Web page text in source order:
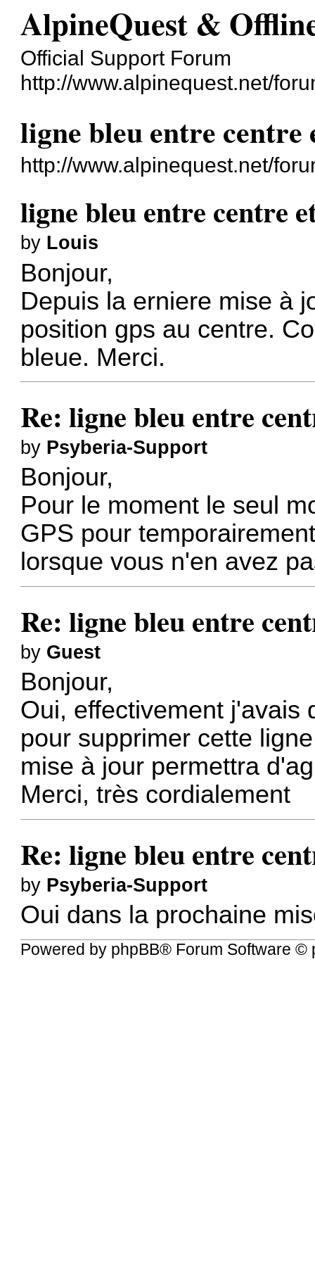
AlpineQuest &
Official Support Forum
http://www.alpinequest.net/
ligne bleu entre centre
http://www.alpinequest.net/
ligne bleu entre centre
by Louis
Bonjour,
Depuis la erniere mise à
position gps au centre.
bleue. Merci.
Re: ligne bleu entre
by Psyberia-Support
Bonjour,
Pour le moment le seul
GPS pour
lorsque vous n'en avez
Re: ligne bleu entre
by Guest
Bonjour,
Oui, effectivement j'avais
pour supprimer cette
mise à jour permettra
Merci, très cordialement
Re: ligne bleu entre
by Psyberia-Support
Oui dans la prochaine
Powered by phpBB® Forum Software ©